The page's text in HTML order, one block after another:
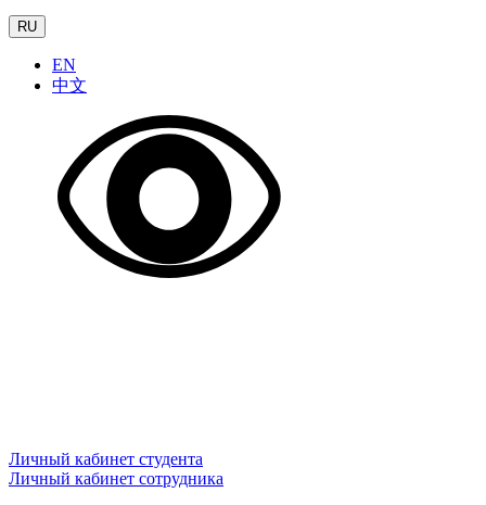
RU
EN
中文
Личный кабинет студента
Личный кабинет сотрудника